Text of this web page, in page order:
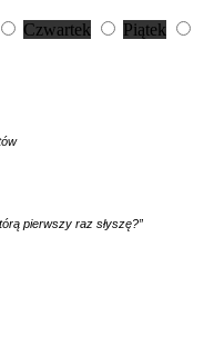
Czwartek
Piątek
pierwszy raz słyszę?”